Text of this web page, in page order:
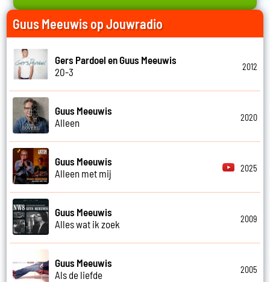
Guus Meeuwis op Jouwradio
Gers Pardoel en Guus Meeuwis
20-3
2012
Guus Meeuwis
Alleen
2020
Guus Meeuwis
Alleen met mij
2025
Guus Meeuwis
Alles wat ik zoek
2009
Guus Meeuwis
Als de liefde
2005